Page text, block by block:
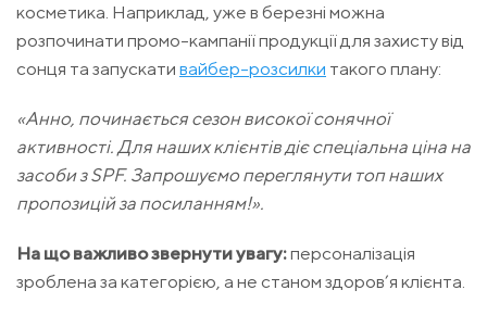
косметика. Наприклад, уже в березні можна
розпочинати промо-кампанії продукції для захисту від
сонця та запускати вайбер-розсилки такого плану:
«Анно, починається сезон високої сонячної
активності. Для наших клієнтів діє спеціальна ціна на
засоби з SPF. Запрошуємо переглянути топ наших
пропозицій за посиланням!».
На що важливо звернути увагу:персоналізація
зроблена за категорією, а не станом здоров’я клієнта.